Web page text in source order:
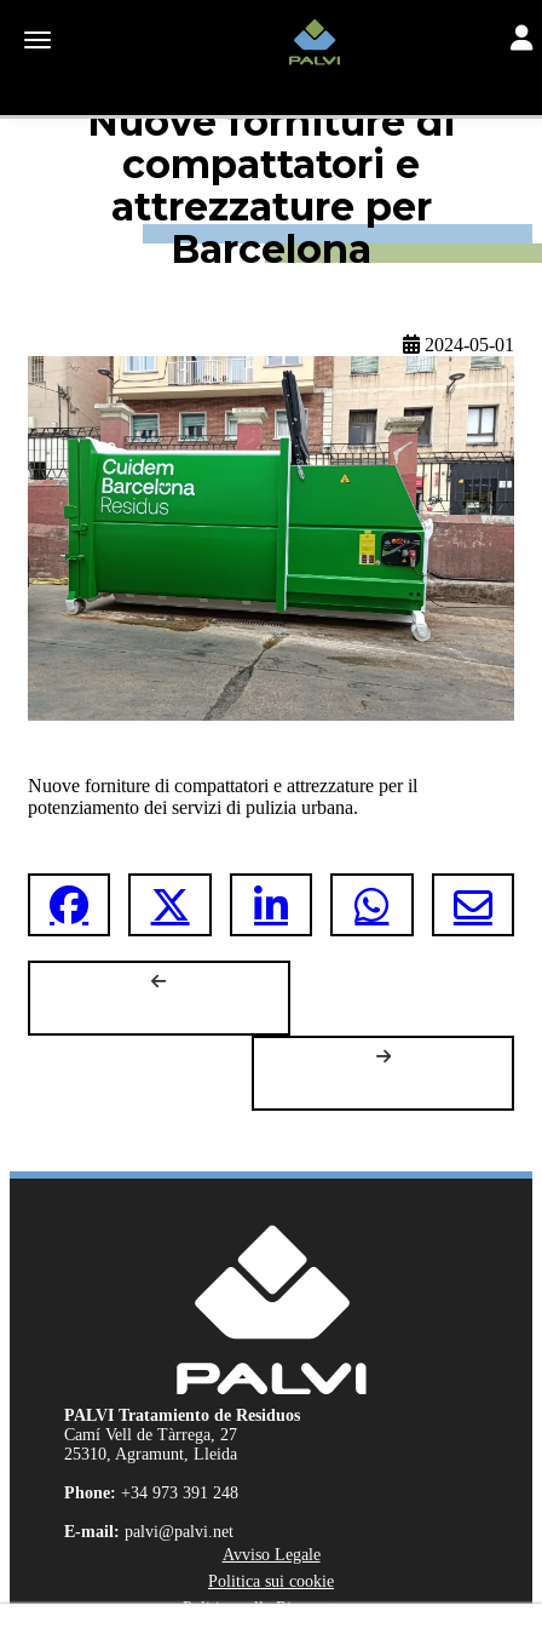
Toggle navigation
Nuove forniture di
compattatori e
attrezzature per
Barcelona
2024-05-01
Nuove forniture di compattatori e attrezzature per il
potenziamento dei servizi di pulizia urbana.
PALVI Tratamiento de Residuos
Camí Vell de Tàrrega, 27
25310, Agramunt, Lleida
Phone: +34 973 391 248
E-mail: palvi@palvi.net
Avviso Legale
Politica sui cookie
Politica sulla Riservatezza